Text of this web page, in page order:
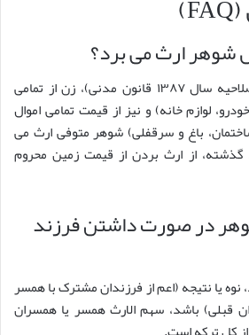
شوهر ارث می برد؟
بر اساس قانون جدید (اصلاحیه سال ۱۳۸۷ قانون مدنی)، زن از تمامی
لوازم خانه) و نیز از قیمت تمامی اموال
باغ و سرقفلی) شوهر متوفی ارث می
گذشته، از ارث بردن از قیمت زمین محروم
در صورت داشتن فرزند
نوه یا نتیجه (اعم از فرزندان مشترک با همسر
قبلی) باشد، سهم الارث همسر یا همسران